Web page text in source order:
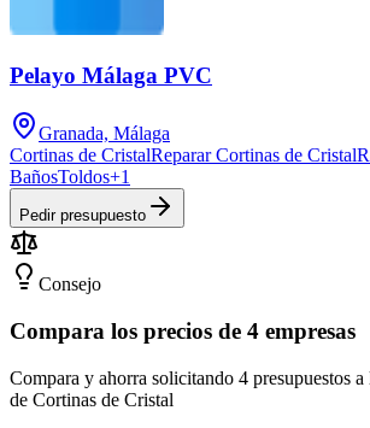
Pelayo Málaga PVC
Granada, Málaga
Cortinas de CristalReparar Cortinas de Cristal
BañosToldos+1
Pedir presupuesto
Consejo
Compara los precios de 4 empresas
Compara y ahorra solicitando 4 presupuestos a
de Cortinas de Cristal